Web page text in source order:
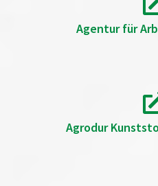
Agentur für
Agrodur